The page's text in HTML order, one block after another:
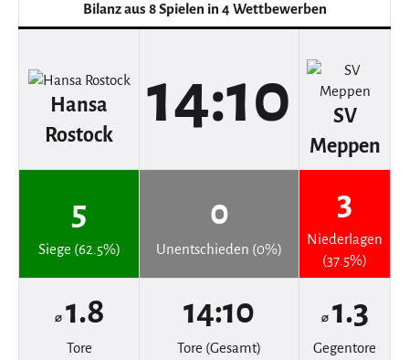
Bilanz aus 8 Spielen in 4 Wettbewerben
Hansa
Rostock
14:10
SV
Meppen
5
Siege (62.5%)
0
Unentschieden (0%)
3
Niederlagen
(37.5%)
⌀ 1.8
Tore
14:10
Tore (Gesamt)
⌀ 1.3
Gegentore